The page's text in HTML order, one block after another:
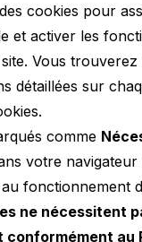
Et
cookies pour
et activer les
Vous trouverez
détaillées sur
comme
votre
fonctionnement
ne nécessitent
au